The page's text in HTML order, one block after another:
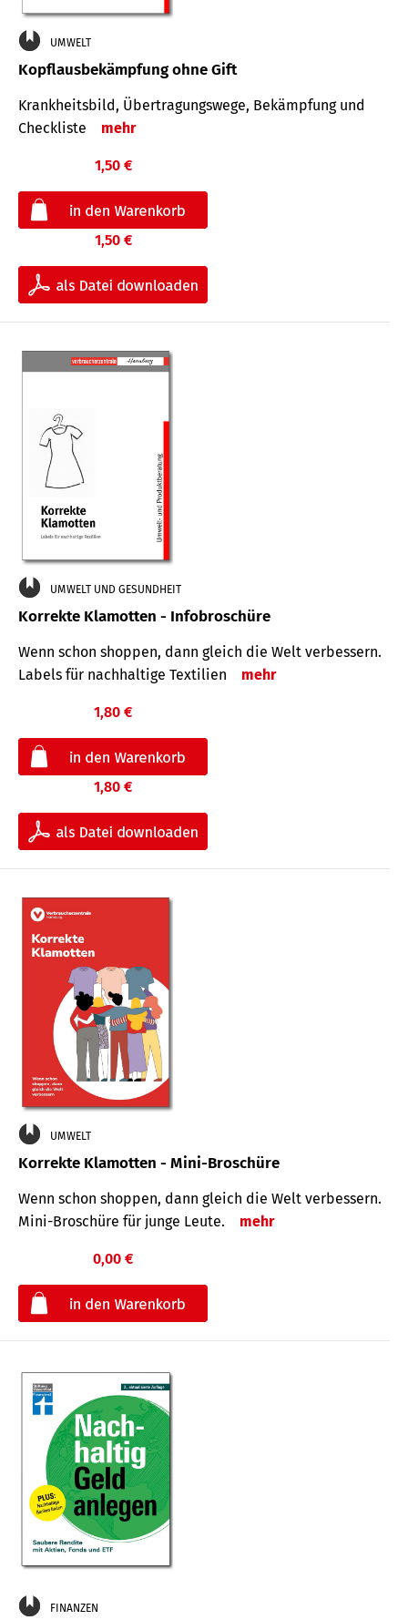
UMWELT
Kopflausbekämpfung ohne Gift
Krankheits­bild, Übertra­gungs­wege, Bekämpfung und
Check­liste
mehr
1,50 €
1,50 €
UMWELT UND GESUNDHEIT
Korrekte Klamotten - Infobroschüre
Wenn schon shoppen, dann gleich die Welt verbessern.
Labels für nachhaltige Textilien
mehr
1,80 €
1,80 €
UMWELT
Korrekte Klamotten - Mini-Broschüre
Wenn schon shoppen, dann gleich die Welt verbessern.
Mini-Broschüre für junge Leute.
mehr
0,00 €
FINANZEN